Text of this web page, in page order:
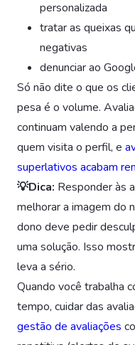
personalizada
tratar as queixas
negativas
denunciar ao
Só não dite o que os
pesa é o volume.
continuam valendo a
quem visita o perfil, e
superlativos acabam
💡Dica: Responder às
melhorar a imagem do
dono deve pedir
uma solução. Isso
leva a sério.
Quando você trabalha
tempo, cuidar das
gestão de avaliações